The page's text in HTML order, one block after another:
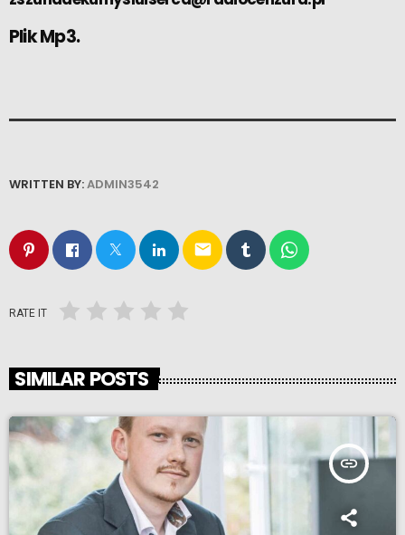
Plik Mp3.
WRITTEN BY:ADMIN3542
email
RATE IT
SIMILAR POSTS
insert_link